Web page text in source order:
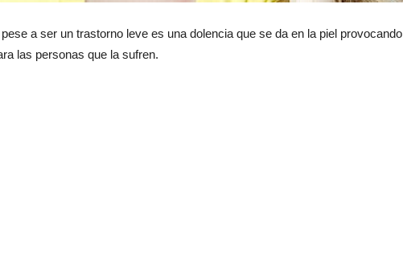
a ser un trastorno leve es una dolencia que se da en la piel provocando
las personas que la sufren.